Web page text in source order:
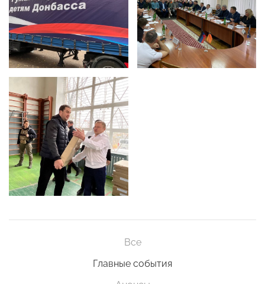
Все
Главные события